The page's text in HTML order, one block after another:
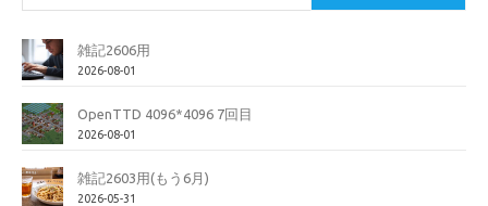
雑記2606用
2026-08-01
OpenTTD 4096*4096 7回目
2026-08-01
雑記2603用(もう6月)
2026-05-31